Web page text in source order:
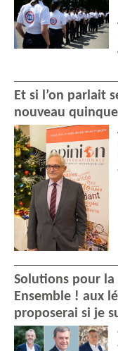
Et si l’on parlait
nouveau
Solutions pour la
Ensemble ! aux
proposerai si je